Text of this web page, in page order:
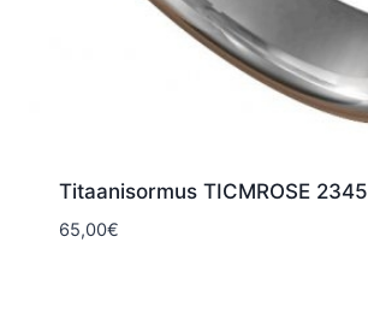
Titaanisormus TICMROSE 2345
65,00€